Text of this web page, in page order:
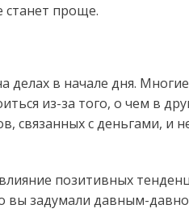
станет проще.
делах в начале дня.
из-за того, о чем в
связанных с деньгами, и
позитивных
вы задумали давным-